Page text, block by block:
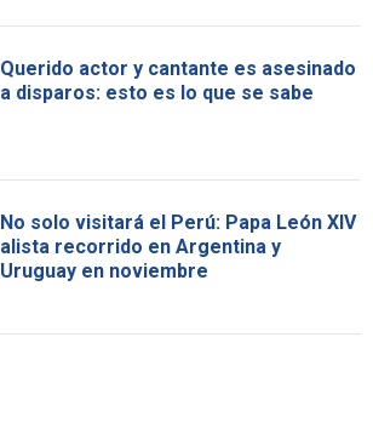
Querido actor y cantante es asesinado
a disparos: esto es lo que se sabe
No solo visitará el Perú: Papa León XIV
alista recorrido en Argentina y
Uruguay en noviembre